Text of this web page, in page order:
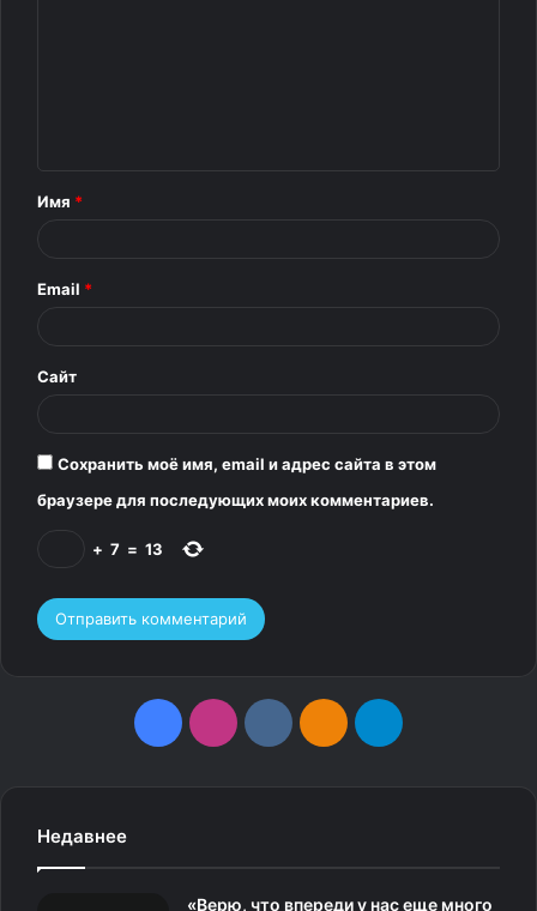
и
*
Имя *
Email *
Сайт
Сохранить моё имя, email и адрес сайта в этом
браузере для последующих моих комментариев.
+ 7 = 13
F
v
О
T
Недавнее
«Верю, что впереди у нас еще много